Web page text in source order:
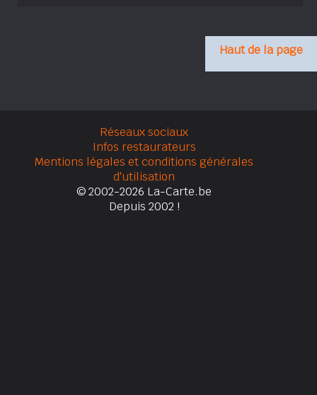
Haut de la page
Réseaux sociaux
Infos restaurateurs
Mentions légales et conditions générales
d'utilisation
© 2002-2026 La-Carte.be
Depuis 2002 !